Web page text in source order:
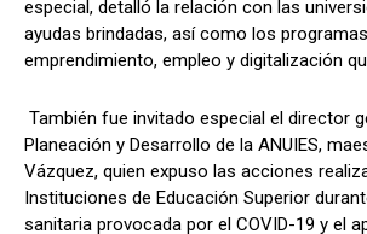
especial, detalló la relación con las
ayudas brindadas, así como los
emprendimiento, empleo y digitalización
También fue invitado especial el director
Planeación y Desarrollo de la ANUIES,
Vázquez, quien expuso las acciones
Instituciones de Educación Superior
sanitaria provocada por el COVID-19 y el